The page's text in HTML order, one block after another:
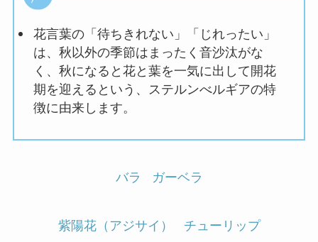
花言葉の「待ちきれない」「じれったい」
は、秋以外の季節はまったく音沙汰がな
く、秋になると花と葉を一気に出して開花
期を迎えるという、ステルンべルギアの特
徴に由来します。
バラ ガーベラ
紫陽花（アジサイ） チューリップ